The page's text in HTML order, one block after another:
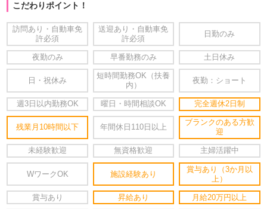
こだわりポイント！
訪問あり・自動車免
許必須
送迎あり・自動車免
許必須
日勤のみ
夜勤のみ 早番勤務のみ 土日休み
日・祝休み
短時間勤務OK（扶養
内）
夜勤：ショート
週3日以内勤務OK 曜日・時間相談OK 完全週休2日制
残業月10時間以下 年間休日110日以上
ブランクのある方歓
迎
未経験歓迎 無資格歓迎 主婦活躍中
WワークOK 施設経験あり
賞与あり（3か月以
上）
賞与あり 昇給あり 月給20万円以上